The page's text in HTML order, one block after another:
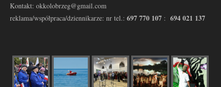
Kontakt: okkolobrzeg@gmail.com
reklama/współpraca/dziennikarze: nr tel.: 697 770 107 : 694 021 137